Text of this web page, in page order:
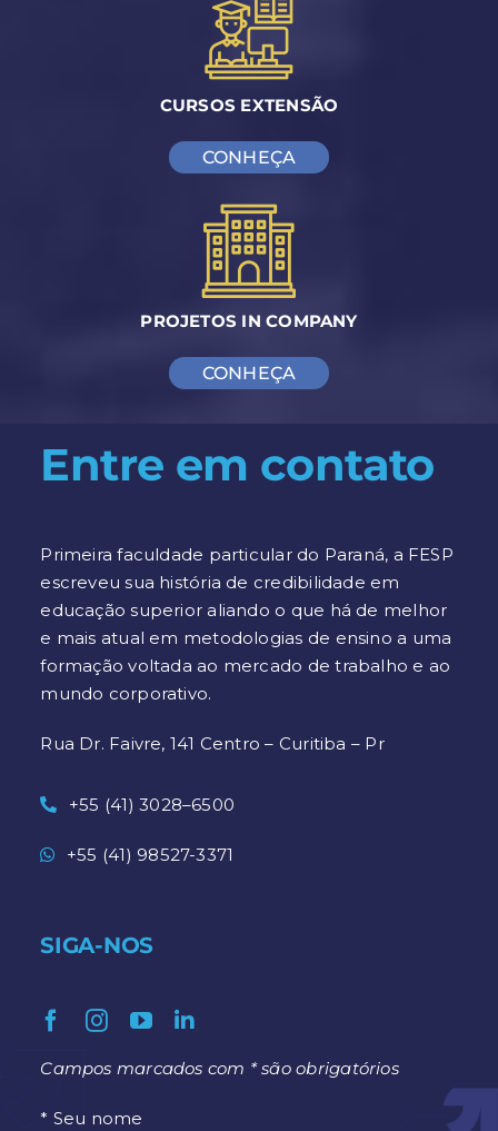
CURSOS EXTENSÃO
CONHEÇA
PROJETOS IN COMPANY
CONHEÇA
Entre em contato
Primeira faculdade particular do Paraná, a FESP
escreveu sua história de credibilidade em
educação superior aliando o que há de melhor
e mais atual em metodologias de ensino a uma
formação voltada ao mercado de trabalho e ao
mundo corporativo.
Rua Dr. Faivre, 141 Centro – Curitiba – Pr
+55 (41) 3028–6500
+55 (41) 98527-3371
SIGA-NOS
Campos marcados com * são obrigatórios
* Seu nome